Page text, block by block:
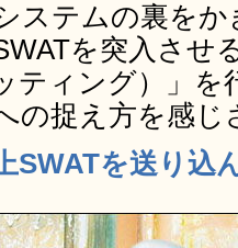
ステムの裏を
を突入させ
ティング）」
の捉え方を感じ
SWATを送り込